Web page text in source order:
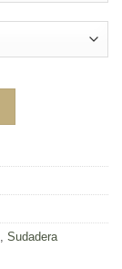
Sudadera